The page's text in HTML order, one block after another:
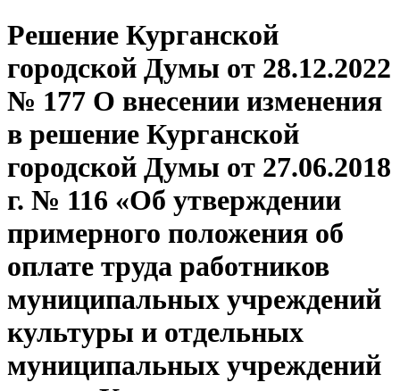
Решение Курганской
городской Думы от 28.12.2022
№ 177 О внесении изменения
в решение Курганской
городской Думы от 27.06.2018
г. № 116 «Об утверждении
примерного положения об
оплате труда работников
муниципальных учреждений
культуры и отдельных
муниципальных учреждений